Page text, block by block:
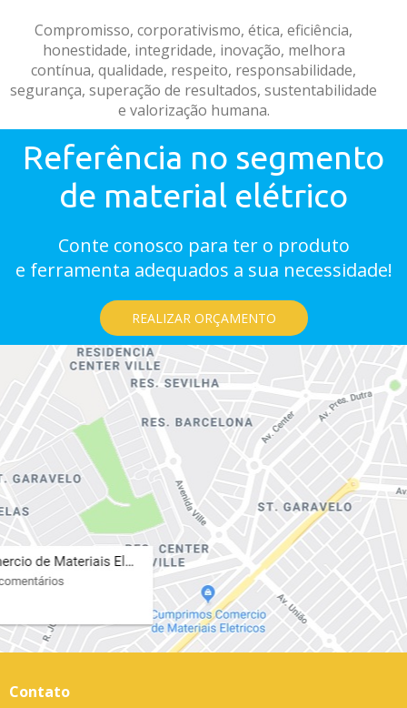
Compromisso, corporativismo, ética, eficiência,
honestidade, integridade, inovação, melhora
contínua, qualidade, respeito, responsabilidade,
segurança, superação de resultados, sustentabilidade
e valorização humana.
Referência no segmento
de material elétrico
Conte conosco para ter o produto
e ferramenta adequados a sua necessidade!
REALIZAR ORÇAMENTO
Contato